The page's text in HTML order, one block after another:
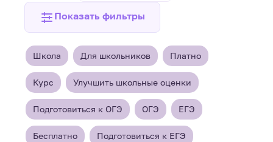
Показать фильтры
Школа Для школьников Платно
Курс Улучшить школьные оценки
Подготовиться к ОГЭ ОГЭ ЕГЭ
Бесплатно Подготовиться к ЕГЭ